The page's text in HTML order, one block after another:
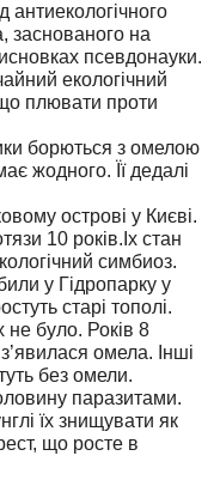
заснованого на
псевдонауки.
екологічний
плювати проти
борються з омелою
жодного. Її дедалі
острові у Києві.
10 років.Іх стан
симбиоз.
у Гідропарку у
старі тополі.
не було. Років 8
омела. Інші
без омели.
паразитами.
їх знищувати як
що росте в